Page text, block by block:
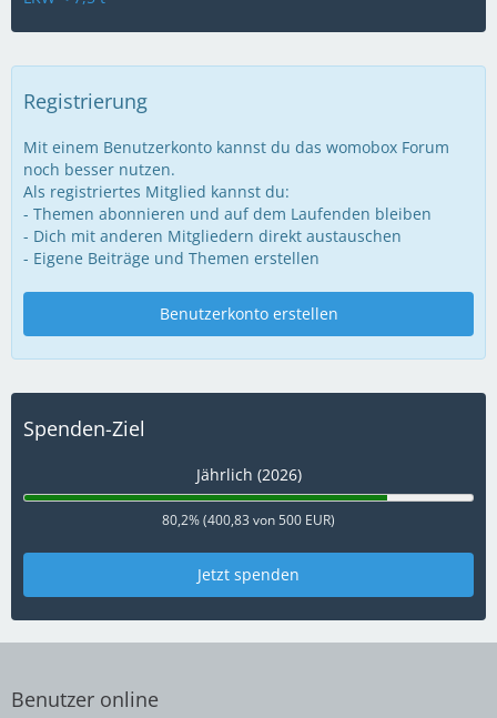
Registrierung
Mit einem Benutzerkonto kannst du das womobox Forum
noch besser nutzen.
Als registriertes Mitglied kannst du:
- Themen abonnieren und auf dem Laufenden bleiben
- Dich mit anderen Mitgliedern direkt austauschen
- Eigene Beiträge und Themen erstellen
Benutzerkonto erstellen
Spenden-Ziel
Jährlich (2026)
80,2% (400,83 von 500 EUR)
Jetzt spenden
Benutzer online